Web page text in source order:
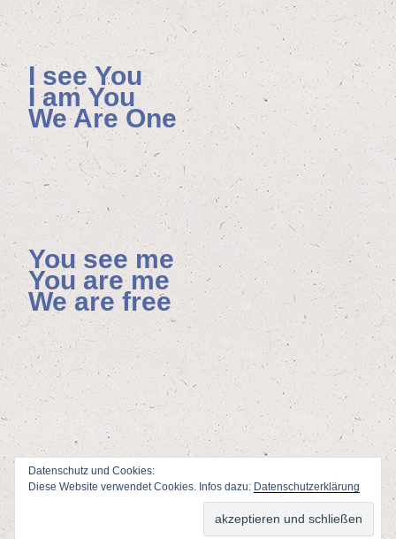
I see You
I am You
We Are One
You see me
You are me
We are free
ViSdP: Florian Hoenisch, Mainzer Allee 4, 65232 Taunusstein
Webdesign & Adminstration: Peter Wolfwww.fotodesign-wolf.de
Datenschutz und Cookies:
Diese Website verwendet Cookies. Infos dazu: Datenschutzerklärung